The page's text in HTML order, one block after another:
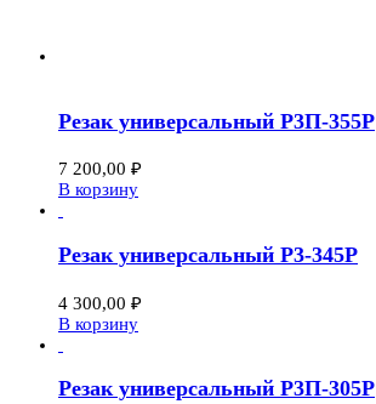
Резак универсальный Р3П-355Р
7 200,00 ₽
В корзину
Резак универсальный Р3-345Р
4 300,00 ₽
В корзину
Резак универсальный Р3П-305Р